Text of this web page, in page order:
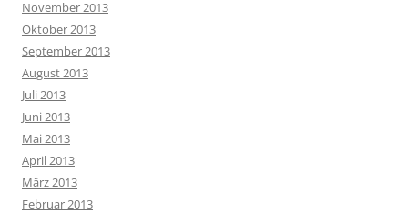
November 2013
Oktober 2013
September 2013
August 2013
Juli 2013
Juni 2013
Mai 2013
April 2013
März 2013
Februar 2013